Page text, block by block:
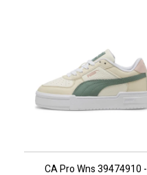
CA Pro Wns 39474910 -